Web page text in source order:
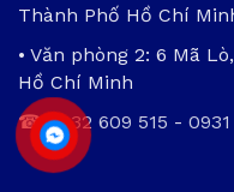
Thành Phố Hồ Chí
• Văn phòng 2: 6 Mã
Hồ Chí Minh
☎0932 609 515 -